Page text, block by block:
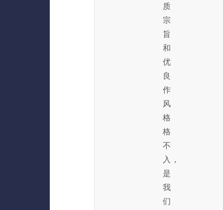
质
宗
旨
和
优
良
作
风
格
格
不
入，
是
我
们